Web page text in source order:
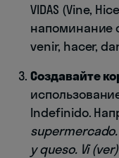
VIDAS (Vine,
напоминание
venir, hacer,
Создавайте
Indefinido.
y queso. Vi